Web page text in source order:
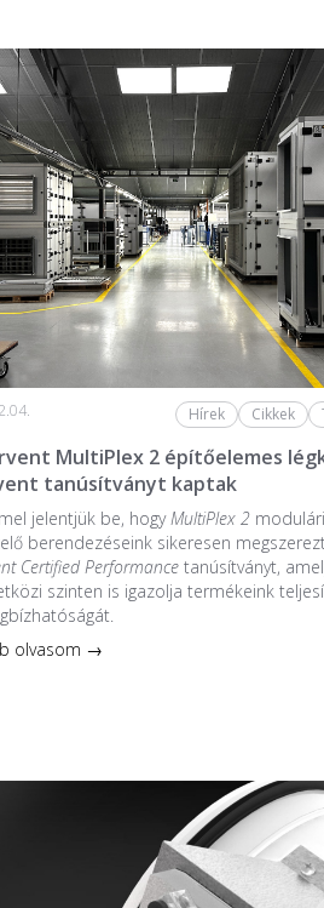
Hírek Cikkek
MultiPlex 2 építőelemes
tanúsítványt kaptak
jelentjük be, hogyMultiPlex 2
berendezéseink sikeresen
Certified Performancetanúsítványt,
szinten is igazolja termékeink
olvasom →